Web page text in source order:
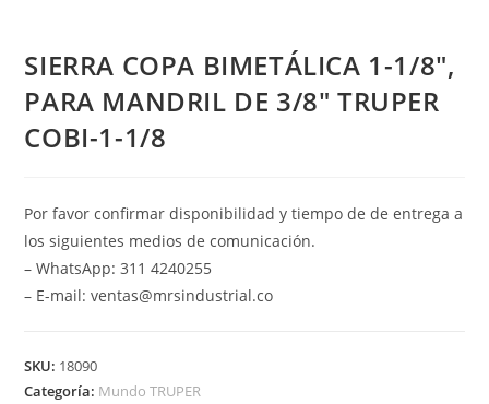
SIERRA COPA BIMETÁLICA 1-1/8″,
PARA MANDRIL DE 3/8″ TRUPER
COBI-1-1/8
Por favor confirmar disponibilidad y tiempo de de entrega a
los siguientes medios de comunicación.
– WhatsApp: 311 4240255
– E-mail: ventas@mrsindustrial.co
SKU: 18090
Categoría: Mundo TRUPER